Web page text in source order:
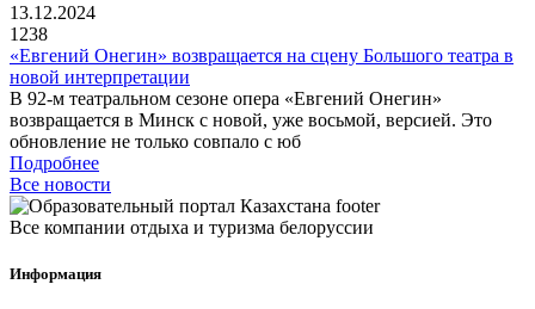
13.12.2024
1238
«Евгений Онегин» возвращается на сцену Большого театра в
новой интерпретации
В 92-м театральном сезоне опера «Евгений Онегин»
возвращается в Минск с новой, уже восьмой, версией. Это
обновление не только совпало с юб
Подробнее
Все новости
Все компании отдыха и туризма белоруссии
Информация